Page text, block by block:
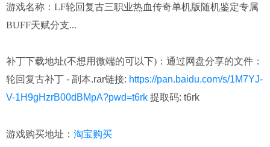
游戏名称： LF轮回复古三职业热血传奇单机版随机鉴定专属
BUFF天赋分支...
补丁下载地址(不想用微端的可以下)： 通过网盘分享的文件：
轮回复古补丁 - 副本.rar链接: https://pan.baidu.com/s/1M7YJ-
V-1H9gHzrB00dBMpA?pwd=t6rk 提取码: t6rk
游戏购买地址： 淘宝购买